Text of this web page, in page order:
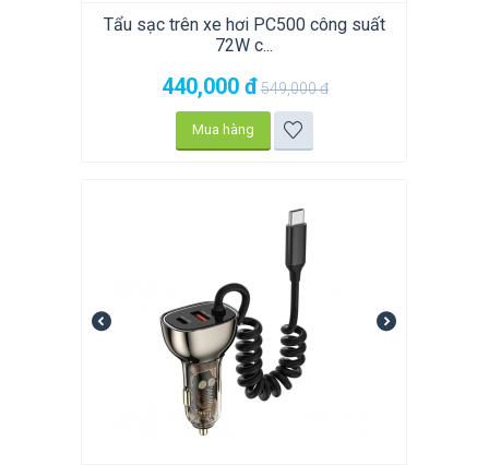
Tẩu sạc trên xe hơi PC500 công suất
72W c...
440,000 đ549,000đ
Mua hàng